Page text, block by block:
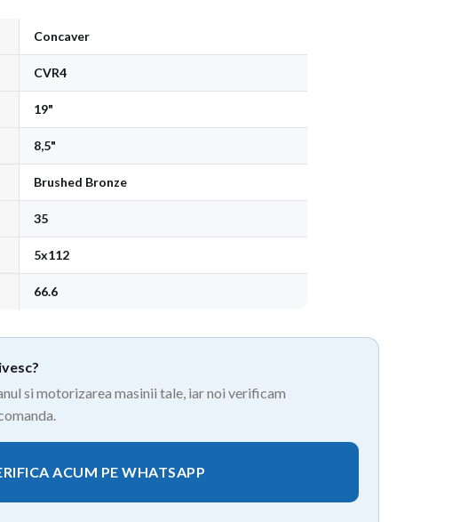
Concaver
CVR4
19"
8,5"
Brushed Bronze
35
5x112
66.6
si motorizarea masinii tale, iar noi verificam
ACUM PE WHATSAPP